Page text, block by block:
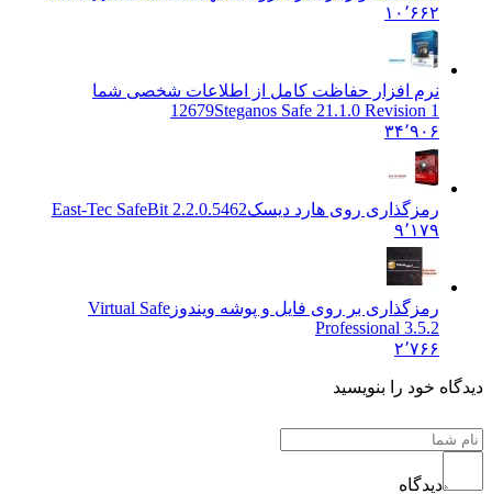
۱۰٬۶۶۲
نرم افزار حفاظت کامل از اطلاعات شخصی شما
12679Steganos Safe 21.1.0 Revision 1
۳۴٬۹۰۶
رمزگذاری روی هارد دیسکEast-Tec SafeBit 2.2.0.5462
۹٬۱۷۹
رمزگذاری بر روی فایل و پوشه ویندوزVirtual Safe
Professional 3.5.2
۲٬۷۶۶
خود را بنویسید
دیدگاه